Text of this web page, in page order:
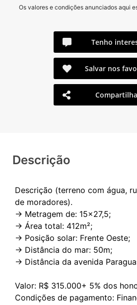
Os valores e condições anunciados aqui
Tenho
Salvar nos
Descrição
Descrição (terreno com água,
de moradores).
-> Metragem de: 15x27,5;
-> Área total: 412m²;
-> Posição solar: Frente Oeste;
-> Distância do mar: 50m;
-> Distância da avenida
Valor: R$ 315.000+ 5% dos
Condições de pagamento: